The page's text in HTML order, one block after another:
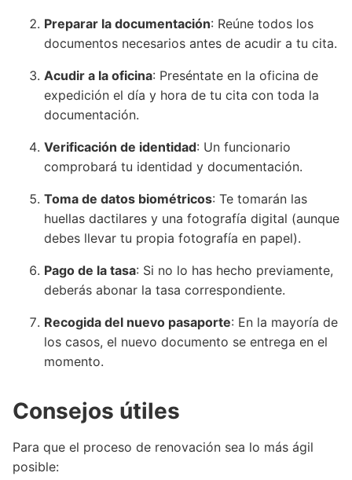
Preparar la documentación: Reúne todos los
documentos necesarios antes de acudir a tu cita.
Acudir a la oficina: Preséntate en la oficina de
expedición el día y hora de tu cita con toda la
documentación.
Verificación de identidad: Un funcionario
comprobará tu identidad y documentación.
Toma de datos biométricos: Te tomarán las
huellas dactilares y una fotografía digital (aunque
debes llevar tu propia fotografía en papel).
Pago de la tasa: Si no lo has hecho previamente,
deberás abonar la tasa correspondiente.
Recogida del nuevo pasaporte: En la mayoría de
los casos, el nuevo documento se entrega en el
momento.
Consejos útiles
Para que el proceso de renovación sea lo más ágil
posible: